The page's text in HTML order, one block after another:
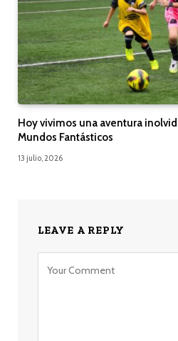
Hoy vivimos una aventura
Mundos Fantásticos
13 julio, 2026
LEAVE A REPLY